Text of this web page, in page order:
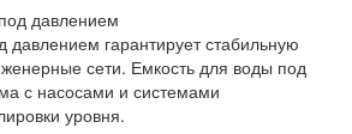
давлением гарантирует стабильную
сети. Емкость для воды под
с насосами и системами
уровня.